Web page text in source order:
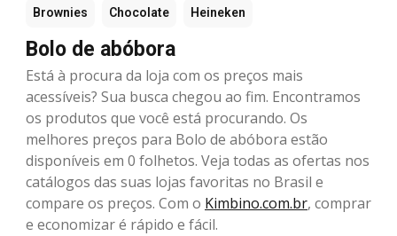
Brownies Chocolate Heineken
Bolo de abóbora
Está à procura da loja com os preços mais
acessíveis? Sua busca chegou ao fim. Encontramos
os produtos que você está procurando. Os
melhores preços para Bolo de abóbora estão
disponíveis em 0 folhetos. Veja todas as ofertas nos
catálogos das suas lojas favoritas no Brasil e
compare os preços. Com o Kimbino.com.br, comprar
e economizar é rápido e fácil.